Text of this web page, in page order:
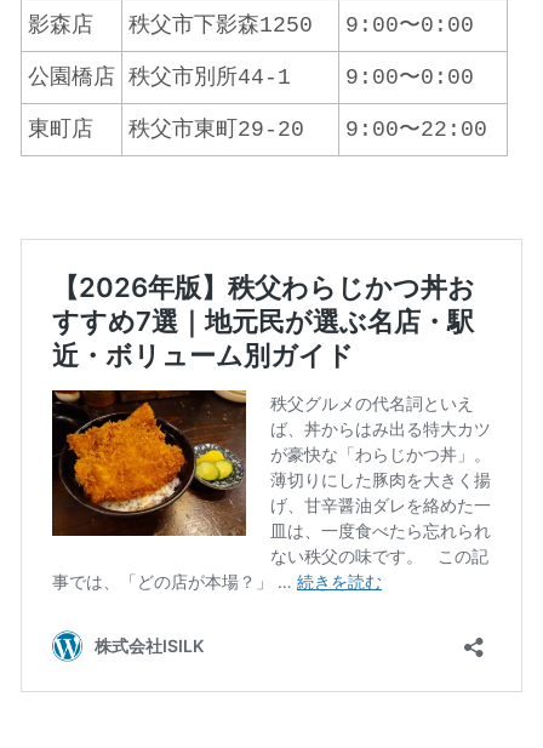
影森店 秩父市下影森1250 9:00〜0:00
公園橋店 秩父市別所44-1 9:00〜0:00
東町店 秩父市東町29-20 9:00〜22:00